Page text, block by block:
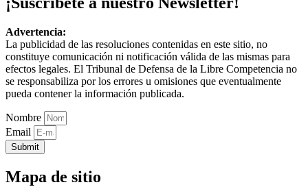
Advertencia:
La publicidad de las resoluciones contenidas en este sitio, no
constituye comunicación ni notificación válida de las mismas para
efectos legales. El Tribunal de Defensa de la Libre Competencia no
se responsabiliza por los errores u omisiones que eventualmente
pueda contener la información publicada.
Nombre
Email
Submit
Mapa de sitio